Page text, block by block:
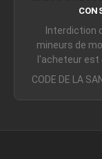
Interdiction
mineurs de
l'acheteur est
CODE DE LA